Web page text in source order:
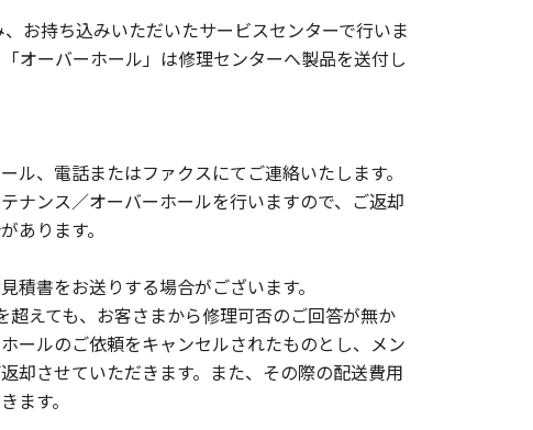
お持ち込みいただいたサービスセンターで行いま
オーバーホール」は修理センターへ製品を送付し
ル、電話またはファクスにてご連絡いたします。
ナンス／オーバーホールを行いますので、ご返却
あります。
書をお送りする場合がございます。
えても、お客さまから修理可否のご回答が無か
ールのご依頼をキャンセルされたものとし、メン
却させていただきます。また、その際の配送費用
ます。